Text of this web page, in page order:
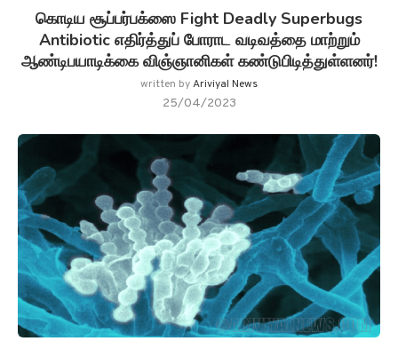
கொடிய சூப்பர்பக்ஸை Fight Deadly Superbugs
Antibiotic எதிர்த்துப் போராட வடிவத்தை மாற்றும்
ஆண்டிபயாடிக்கை விஞ்ஞானிகள் கண்டுபிடித்துள்ளனர்!
written byAriviyal News
25/04/2023